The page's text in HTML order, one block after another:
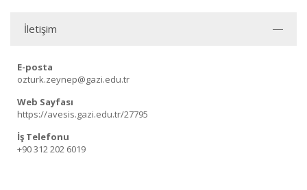
İletişim
E-posta
ozturk.zeynep@gazi.edu.tr
Web Sayfası
https://avesis.gazi.edu.tr/27795
İş Telefonu
+90 312 202 6019